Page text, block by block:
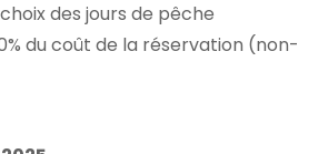
des jours de pêche
du coût de la réservation (non-